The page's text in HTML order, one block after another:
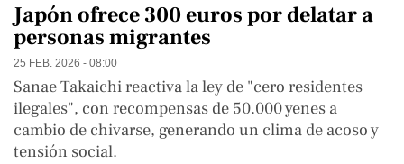
Japón ofrece 300 euros por delatar a
personas migrantes
25 FEB. 2026 - 08:00
Sanae Takaichi reactiva la ley de "cero residentes
ilegales", con recompensas de 50.000 yenes a
cambio de chivarse, generando un clima de acoso y
tensión social.